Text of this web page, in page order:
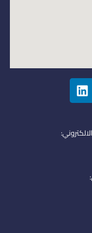
L
i
n
e
d